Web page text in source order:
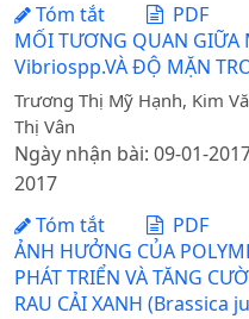
Tóm tắt
PDF
MỐI TƯƠNG QUAN GIỮA
Vibriospp.VÀ ĐỘ MẶN
Trương Thị Mỹ Hạnh, Kim
Thị Vân
Ngày nhận bài: 09-01-
2017
Tóm tắt
PDF
ẢNH HƯỞNG CỦA
PHÁT TRIỂN VÀ TĂNG
RAU CẢI XANH (Brassica